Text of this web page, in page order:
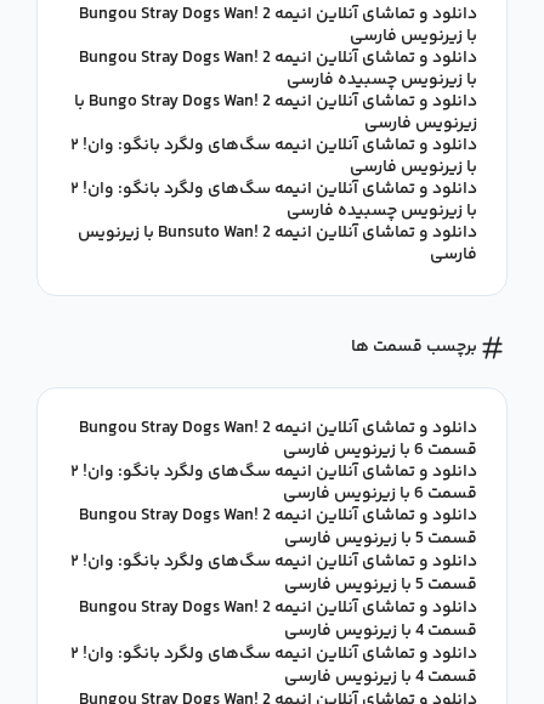
دانلود و تماشای آنلاین انیمه Bungou Stray Dogs Wan! 2
با زیرنویس فارسی
دانلود و تماشای آنلاین انیمه Bungou Stray Dogs Wan! 2
با زیرنویس چسبیده فارسی
دانلود و تماشای آنلاین انیمه Bungo Stray Dogs Wan! 2 با
زیرنویس فارسی
دانلود و تماشای آنلاین انیمه سگ‌های ولگرد بانگو: وان! ۲
با زیرنویس فارسی
دانلود و تماشای آنلاین انیمه سگ‌های ولگرد بانگو: وان! ۲
با زیرنویس چسبیده فارسی
دانلود و تماشای آنلاین انیمه Bunsuto Wan! 2 با زیرنویس
فارسی
برچسب قسمت ها
دانلود و تماشای آنلاین انیمه Bungou Stray Dogs Wan! 2
قسمت 6 با زیرنویس فارسی
دانلود و تماشای آنلاین انیمه سگ‌های ولگرد بانگو: وان! ۲
قسمت 6 با زیرنویس فارسی
دانلود و تماشای آنلاین انیمه Bungou Stray Dogs Wan! 2
قسمت 5 با زیرنویس فارسی
دانلود و تماشای آنلاین انیمه سگ‌های ولگرد بانگو: وان! ۲
قسمت 5 با زیرنویس فارسی
دانلود و تماشای آنلاین انیمه Bungou Stray Dogs Wan! 2
قسمت 4 با زیرنویس فارسی
دانلود و تماشای آنلاین انیمه سگ‌های ولگرد بانگو: وان! ۲
قسمت 4 با زیرنویس فارسی